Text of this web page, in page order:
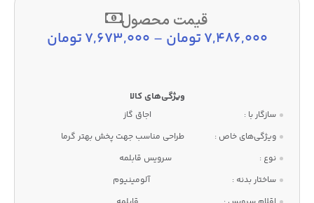
قیمت محصول
7,486,000تومان –
7,673,000تومان
سازگار با :
اجاق گاز
ویژگی‌های خاص :
طراحی مناسب جهت پخش بهتر گرما
نوع :
سرویس قابلمه
ساختار بدنه :
آلومینیوم